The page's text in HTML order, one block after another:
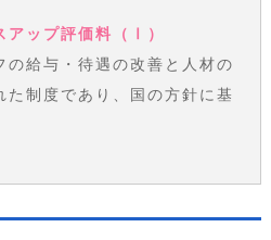
ップ評価料（Ⅰ）
の給与・待遇の改善と人材の
た制度であり、国の方針に基